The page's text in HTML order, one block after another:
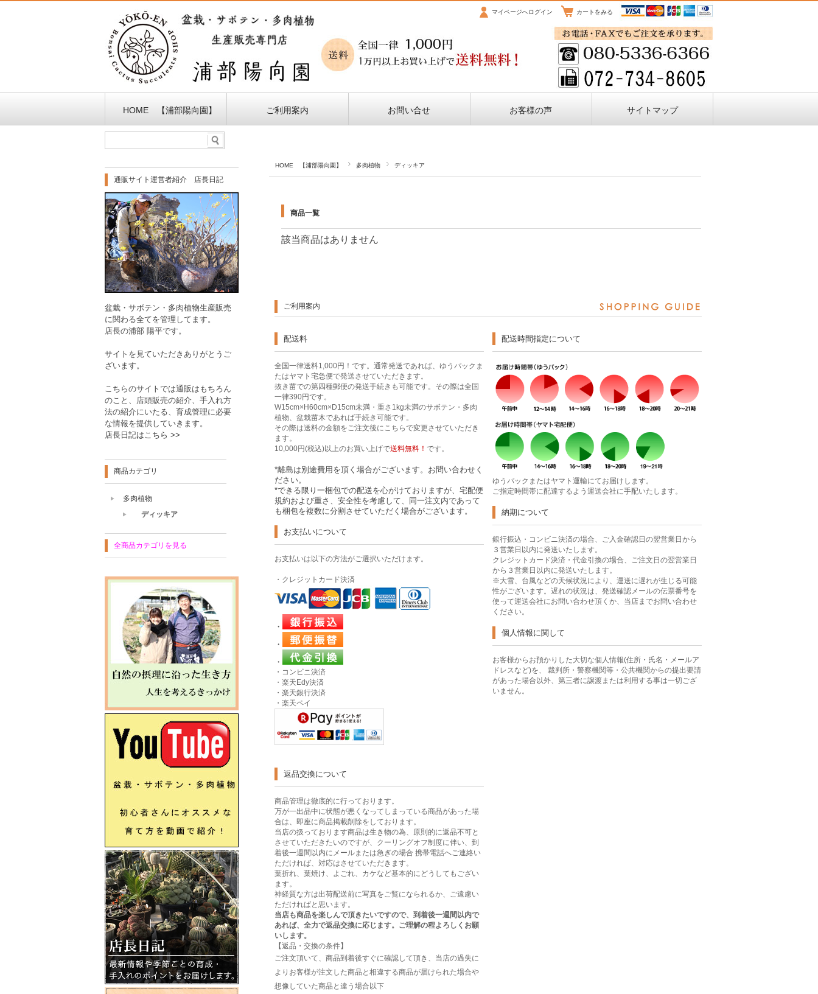
マイページへログイン カートをみる
HOME 【浦部陽向園】 ご利用案内 お問い合せ お客様の声 サイトマップ
HOME 【浦部陽向園】 多肉植物 ディッキア
商品一覧
該当商品はありません
ご利用案内
配送料
全国一律送料1,000円！です。通常発送であれば、ゆうパックま
たはヤマト宅急便で発送させていただきます。
抜き苗での第四種郵便の発送手続きも可能です。その際は全国
一律390円です。
W15cm×H60cm×D15cm未満・重さ1kg未満のサボテン・多肉
植物、盆栽苗木であれば手続き可能です。
その際は送料の金額をご注文後にこちらで変更させていただき
ます。
10,000円(税込)以上のお買い上げで送料無料！ です。
*離島は別途費用を頂く場合がございます。お問い合わせく
ださい。
*できる限り一梱包での配送を心がけておりますが、宅配便
規約および重さ、安全性を考慮して、同一注文内であって
も梱包を複数に分割させていただく場合がございます。
お支払いについて
お支払いは以下の方法がご選択いただけます。
・クレジットカード決済
・
・
・
・コンビニ決済
・楽天Edy決済
・楽天銀行決済
・楽天ペイ
返品交換について
商品管理は徹底的に行っております。
万が一出品中に状態が悪くなってしまっている商品があった場
合は、即座に商品掲載削除をしております。
当店の扱っております商品は生き物の為、原則的に返品不可と
させていただきたいのですが、クーリングオフ制度に伴い、到
着後一週間以内にメールまたは急ぎの場合 携帯電話へご連絡い
ただければ、対応はさせていただきます。
葉折れ、葉焼け、よごれ、カケなど基本的にどうしてもござい
ます。
神経質な方は出荷配送前に写真をご覧になられるか、ご遠慮い
ただければと思います。
当店も商品を楽しんで頂きたいですので、到着後一週間以内で
あれば、全力で返品交換に応じます。ご理解の程よろしくお願
いします。
【返品・交換の条件】
ご注文頂いて、商品到着後すぐに確認して頂き、当店の過失に
よりお客様が注文した商品と相違する商品が届けられた場合や
想像していた商品と違う場合以下
配送時間指定について
ゆうパックまたはヤマト運輸にてお届けします。
ご指定時間帯に配達するよう運送会社に手配いたします。
納期について
銀行振込・コンビニ決済の場合、ご入金確認日の翌営業日から
３営業日以内に発送いたします。
クレジットカード決済・代金引換の場合、ご注文日の翌営業日
から３営業日以内に発送いたします。
※大雪、台風などの天候状況により、運送に遅れが生じる可能
性がございます。遅れの状況は、発送確認メールの伝票番号を
使って運送会社にお問い合わせ頂くか、当店までお問い合わせ
ください。
個人情報に関して
お客様からお預かりした大切な個人情報(住所・氏名・メールア
ドレスなど)を、 裁判所・警察機関等・公共機関からの提出要請
があった場合以外、第三者に譲渡または利用する事は一切ござ
いません。
通販サイト運営者紹介 店長日記
盆栽・サボテン・多肉植物生産販売
に関わる全てを管理してます。
店長の浦部 陽平です。
サイトを見ていただきありがとうご
ざいます。
こちらのサイトでは通販はもちろん
のこと、店頭販売の紹介、手入れ方
法の紹介にいたる、育成管理に必要
な情報を提供していきます。
店長日記はこちら >>
商品カテゴリ
多肉植物
ディッキア
全商品カテゴリを見る